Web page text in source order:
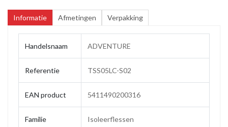
Informatie Afmetingen Verpakking
Handelsnaam ADVENTURE
Referentie TSS05LC-S02
EAN product 5411490200316
Familie Isoleerflessen